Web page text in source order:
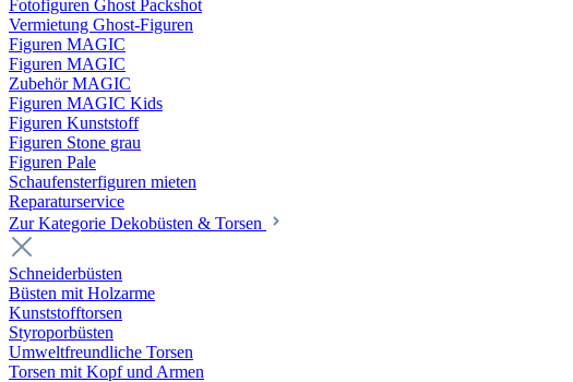
Fotofiguren Ghost Packshot
Vermietung Ghost-Figuren
Figuren MAGIC
Figuren MAGIC
Zubehör MAGIC
Figuren MAGIC Kids
Figuren Kunststoff
Figuren Stone grau
Figuren Pale
Schaufensterfiguren mieten
Reparaturservice
Zur Kategorie Dekobüsten & Torsen
Schneiderbüsten
Büsten mit Holzarme
Kunststofftorsen
Styroporbüsten
Umweltfreundliche Torsen
Torsen mit Kopf und Armen